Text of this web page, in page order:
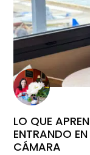
LO QUE
ENTRANDO
CÁMARA